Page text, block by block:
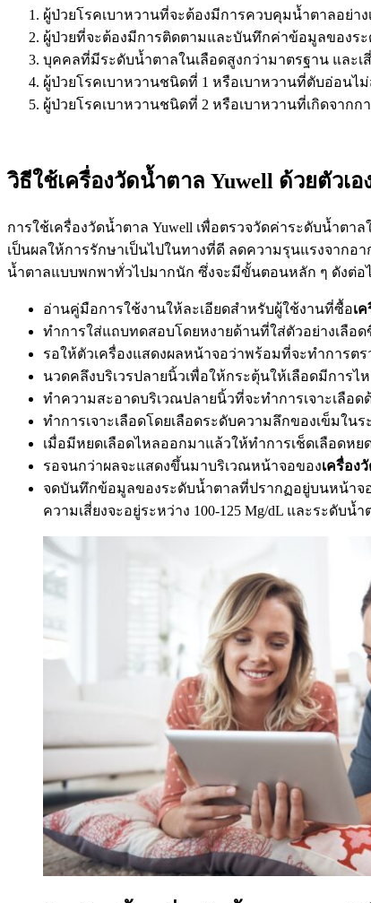
ผู้ป่วยโรคเบาหวานที่จะต้องมีการควบคุมน้ำตาลอย่าง
ผู้ป่วยที่จะต้องมีการติดตามและบันทึกค่าข้อมูลของระ
บุคคลที่มีระดับน้ำตาลในเลือดสูงกว่ามาตรฐาน และเ
ผู้ป่วยโรคเบาหวานชนิดที่ 1 หรือเบาหวานที่ตับอ่อนไ
ผู้ป่วยโรคเบาหวานชนิดที่ 2 หรือเบาหวานที่เกิดจา
วิธีใช้เครื่องวัดน้ำตาล Yuwell ด้วยตัวเ
การใช้เครื่องวัดน้ำตาล Yuwell เพื่อตรวจวัดค่าระดับน้ำต
เป็นผลให้การรักษาเป็นไปในทางที่ดี ลดความรุนแรงจาก
น้ำตาลแบบพกพาทั่วไปมากนัก ซึ่งจะมีขั้นตอนหลัก ๆ ดังต่อ
อ่านคู่มือการใช้งานให้ละเอียดสำหรับผู้ใช้งานที่ซื้อเ
ทำการใส่แถบทดสอบโดยหงายด้านที่ใส่ตัวอย่างเลือ
รอให้ตัวเครื่องแสดงผลหน้าจอว่าพร้อมที่จะทำการตร
นวดคลึงบริเวรปลายนิ้วเพื่อให้กระตุ้นให้เลือดมีการไ
ทำความสะอาดบริเวณปลายนิ้วที่จะทำการเจาะเลือด
ทำการเจาะเลือดโดยเลือดระดับความลึกของเข็มใน
เมื่อมีหยดเลือดไหลออกมาแล้วให้ทำการเช็ดเลือดห
รอจนกว่าผลจะแสดงขึ้นมาบริเวณหน้าจอของเครื่อง
จดบันทึกข้อมูลของระดับน้ำตาลที่ปรากฏอยู่บนหน้าจอ
ความเสี่ยงจะอยู่ระหว่าง 100-125 Mg/dL และระดับ